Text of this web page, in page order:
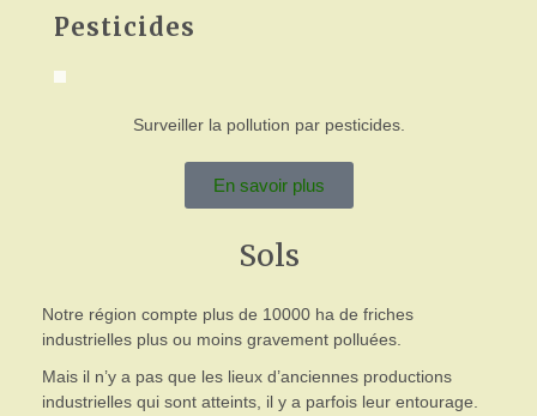
Pesticides
Surveiller la pollution par pesticides.
En savoir plus
Sols
Notre région compte plus de 10000 ha de friches
industrielles plus ou moins gravement polluées.
Mais il n’y a pas que les lieux d’anciennes productions
industrielles qui sont atteints, il y a parfois leur entourage.